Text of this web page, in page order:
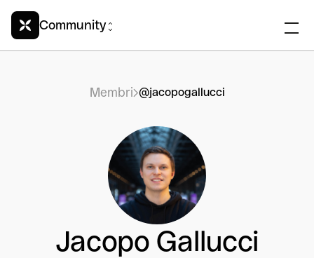
Community
Membri @jacopogallucci
Jacopo Gallucci